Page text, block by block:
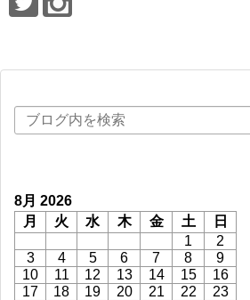
8月 2026
月
火 水 木 金 土
日
1
2
3
4 5 6 7 8
9
10
11 12 13 14 15
16
17
18 19 20 21 22
23